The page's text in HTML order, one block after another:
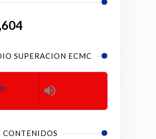
SUPERACION ECMC
CONTENIDOS